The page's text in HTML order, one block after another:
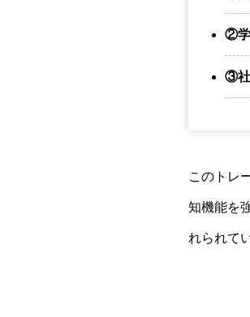
②学
③社
このトレ
知機能を
れられて